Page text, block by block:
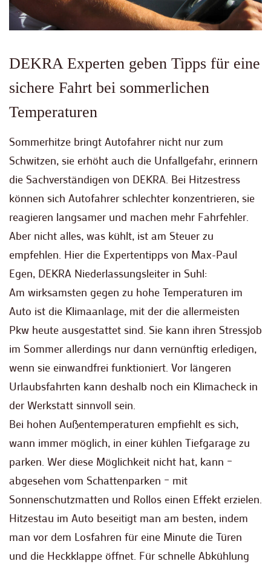
DEKRA Experten geben Tipps für eine
sichere Fahrt bei sommerlichen
Temperaturen
Sommerhitze bringt Autofahrer nicht nur zum
Schwitzen, sie erhöht auch die Unfallgefahr, erinnern
die Sachverständigen von DEKRA. Bei Hitzestress
können sich Autofahrer schlechter konzentrieren, sie
reagieren langsamer und machen mehr Fahrfehler.
Aber nicht alles, was kühlt, ist am Steuer zu
empfehlen. Hier die Expertentipps von Max-Paul
Egen, DEKRA Niederlassungsleiter in Suhl:
Am wirksamsten gegen zu hohe Temperaturen im
Auto ist die Klimaanlage, mit der die allermeisten
Pkw heute ausgestattet sind. Sie kann ihren Stressjob
im Sommer allerdings nur dann vernünftig erledigen,
wenn sie einwandfrei funktioniert. Vor längeren
Urlaubsfahrten kann deshalb noch ein Klimacheck in
der Werkstatt sinnvoll sein.
Bei hohen Außentemperaturen empfiehlt es sich,
wann immer möglich, in einer kühlen Tiefgarage zu
parken. Wer diese Möglichkeit nicht hat, kann –
abgesehen vom Schattenparken – mit
Sonnenschutzmatten und Rollos einen Effekt erzielen.
Hitzestau im Auto beseitigt man am besten, indem
man vor dem Losfahren für eine Minute die Türen
und die Heckklappe öffnet. Für schnelle Abkühlung